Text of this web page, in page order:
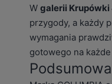
W galerii Krupówki
przygody, a każdy
wymagania
gotowego na